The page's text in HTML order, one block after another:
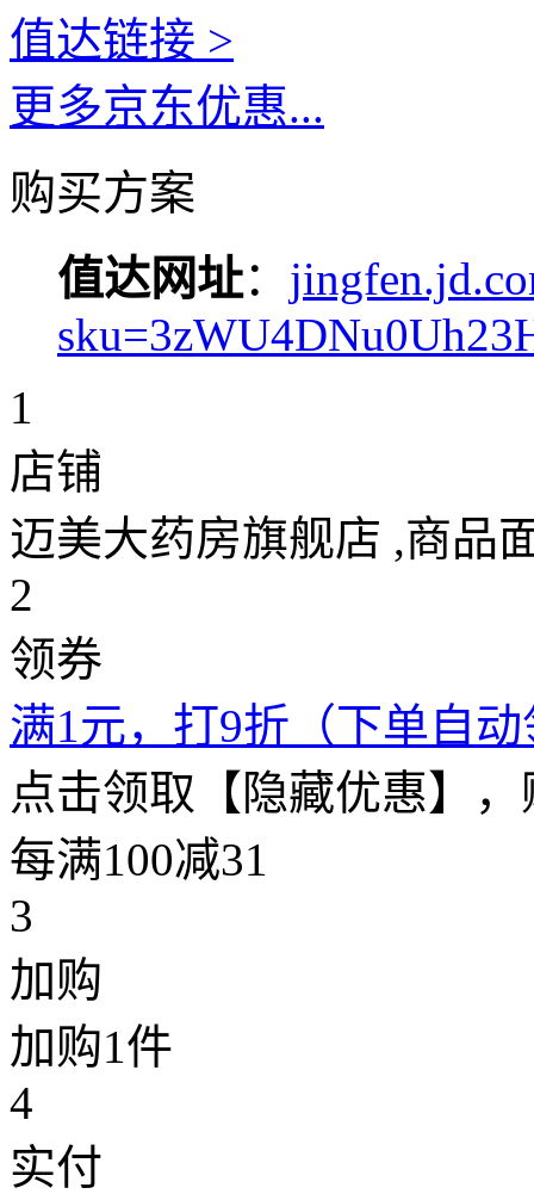
值达链接 >
更多京东优惠...
购买方案
值达网址：
1
店铺
迈美大药房旗舰店 ,商品
2
领券
满1元，打9折（下单自
点击领取【隐藏优惠】
每满100减31
3
加购
加购1件
4
实付